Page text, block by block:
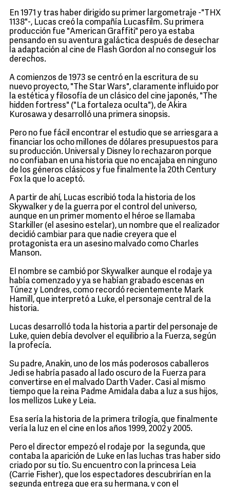
En 1971 y tras haber dirigido su primer largometraje -"THX
1138"-, Lucas creó la compañía Lucasfilm. Su primera
producción fue "American Graffiti" pero ya estaba
pensando en su aventura galáctica después de desechar
la adaptación al cine de Flash Gordon al no conseguir los
derechos.
A comienzos de 1973 se centró en la escritura de su
nuevo proyecto, "The Star Wars", claramente influido por
la estética y filosofía de un clásico del cine japonés, "The
hidden fortress" ("La fortaleza oculta"), de Akira
Kurosawa y desarrolló una primera sinopsis.
Pero no fue fácil encontrar el estudio que se arriesgara a
financiar los ocho millones de dólares presupuestos para
su producción. Universal y Disney lo rechazaron porque
no confiaban en una historia que no encajaba en ninguno
de los géneros clásicos y fue finalmente la 20th Century
Fox la que lo aceptó.
A partir de ahí, Lucas escribió toda la historia de los
Skywalker y de la guerra por el control del universo,
aunque en un primer momento el héroe se llamaba
Starkiller (el asesino estelar), un nombre que el realizador
decidió cambiar para que nadie creyera que el
protagonista era un asesino malvado como Charles
Manson.
El nombre se cambió por Skywalker aunque el rodaje ya
había comenzado y ya se habían grabado escenas en
Túnez y Londres, como recordó recientemente Mark
Hamill, que interpretó a Luke, el personaje central de la
historia.
Lucas desarrolló toda la historia a partir del personaje de
Luke, quien debía devolver el equilibrio a la Fuerza, según
la profecía.
Su padre, Anakin, uno de los más poderosos caballeros
Jedi se habría pasado al lado oscuro de la Fuerza para
convertirse en el malvado Darth Vader. Casi al mismo
tiempo que la reina Padme Amidala daba a luz a sus hijos,
los mellizos Luke y Leia.
Esa sería la historia de la primera trilogía, que finalmente
vería la luz en el cine en los años 1999, 2002 y 2005.
Pero el director empezó el rodaje por la segunda, que
contaba la aparición de Luke en las luchas tras haber sido
criado por su tío. Su encuentro con la princesa Leia
(Carrie Fisher), que los espectadores descubrirían en la
segunda entrega que era su hermana, y con el